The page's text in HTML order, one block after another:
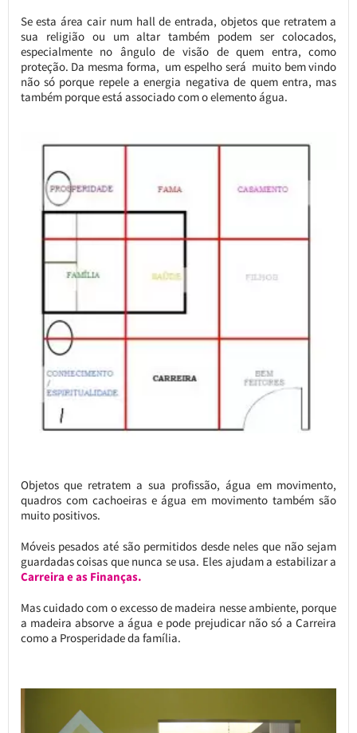
Se esta área cair num hall de entrada, objetos que retratem a
sua religião ou um altar também podem ser colocados,
especialmente no ângulo de visão de quem entra, como
proteção. Da mesma forma, um espelho será muito bem vindo
não só porque repele a energia negativa de quem entra, mas
também porque está associado com o elemento água.
Objetos que retratem a sua profissão, água em movimento,
quadros com cachoeiras e água em movimento também são
muito positivos.
Móveis pesados até são permitidos desde neles que não sejam
guardadas coisas que nunca se usa. Eles ajudam a estabilizar a
Carreira e as Finanças.
Mas cuidado com o excesso de madeira nesse ambiente, porque
a madeira absorve a água e pode prejudicar não só a Carreira
como a Prosperidade da família.